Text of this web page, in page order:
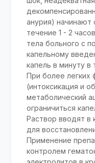
анурия) начинают
течение 1 - 2
тела больного с
капельному
капель в минуту в
При более легких
(интоксикация и
метаболический
ограничиться
Раствор вводят в
для
Применение
контролем